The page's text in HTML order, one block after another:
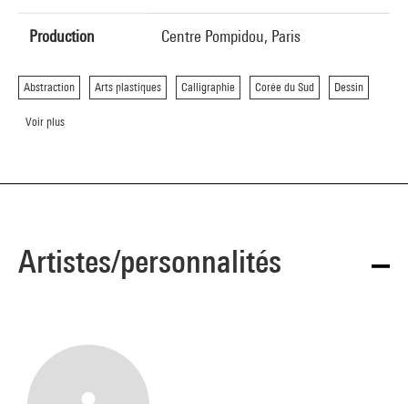
Production Centre Pompidou, Paris
Abstraction Arts plastiques Calligraphie Corée du Sud Dessin
Voir plus
Artistes/personnalités